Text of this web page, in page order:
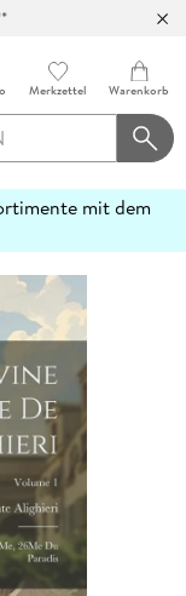
Merkzettel Warenkorb
mit dem